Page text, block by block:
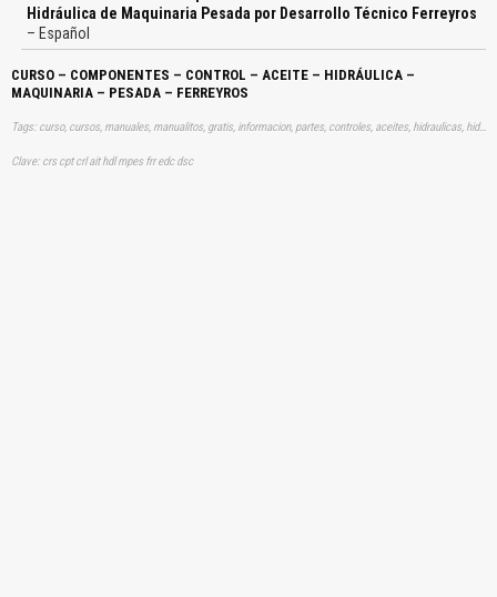
Hidráulica de Maquinaria Pesada por Desarrollo Técnico Ferreyros
– Español
CURSO – COMPONENTES – CONTROL – ACEITE – HIDRÁULICA –
MAQUINARIA – PESADA – FERREYROS
Tags: curso, cursos, manuales, manualitos, gratis, informacion, partes, controles, aceites, hidraulicas, hidraulicos, hidráulicas, hidráulicos, aprender, descargas
Clave: crs cpt crl ait hdl mpes frr edc dsc